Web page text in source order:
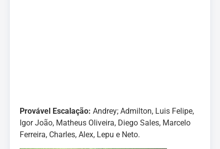
Provável Escalação: Andrey; Admilton, Luis Felipe,
Igor João, Matheus Oliveira, Diego Sales, Marcelo
Ferreira, Charles, Alex, Lepu e Neto.